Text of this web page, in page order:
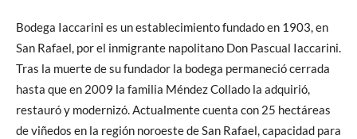
Bodega Iaccarini es un establecimiento fundado en 1903, en
San Rafael, por el inmigrante napolitano Don Pascual Iaccarini.
Tras la muerte de su fundador la bodega permaneció cerrada
hasta que en 2009 la familia Méndez Collado la adquirió,
restauró y modernizó. Actualmente cuenta con 25 hectáreas
de viñedos en la región noroeste de San Rafael, capacidad para